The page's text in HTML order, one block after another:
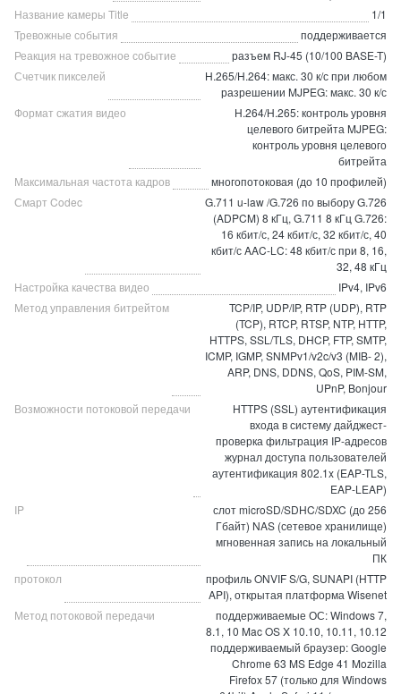
Название камеры Title
1/1
Тревожные события
поддерживается
Реакция на тревожное событие
разъем RJ-45 (10/100 BASE-T)
Счетчик пикселей
H.265/H.264: макс. 30 к/с при любом
разрешении MJPEG: макс. 30 к/с
Формат сжатия видео
H.264/H.265: контроль уровня
целевого битрейта MJPEG:
контроль уровня целевого
битрейта
Максимальная частота кадров
многопотоковая (до 10 профилей)
Смарт Codec
G.711 u-law /G.726 по выбору G.726
(ADPCM) 8 кГц, G.711 8 кГц G.726:
16 кбит/с, 24 кбит/с, 32 кбит/с, 40
кбит/с AAC-LC: 48 кбит/с при 8, 16,
32, 48 кГц
Настройка качества видео
IPv4, IPv6
Метод управления битрейтом
TCP/IP, UDP/IP, RTP (UDP), RTP
(TCP), RTCP, RTSP, NTP, HTTP,
HTTPS, SSL/TLS, DHCP, FTP, SMTP,
ICMP, IGMP, SNMPv1/v2c/v3 (MIB- 2),
ARP, DNS, DDNS, QoS, PIM-SM,
UPnP, Bonjour
Возможности потоковой передачи
HTTPS (SSL) аутентификация
входа в систему дайджест-
проверка фильтрация IP-адресов
журнал доступа пользователей
аутентификация 802.1x (EAP-TLS,
EAP-LEAP)
IP
слот microSD/SDHC/SDXC (до 256
Гбайт) NAS (сетевое хранилище)
мгновенная запись на локальный
ПК
протокол
профиль ONVIF S/G, SUNAPI (HTTP
API), открытая платформа Wisenet
Метод потоковой передачи
поддерживаемые ОС: Windows 7,
8.1, 10 Mac OS X 10.10, 10.11, 10.12
поддерживаемый браузер: Google
Chrome 63 MS Edge 41 Mozilla
Firefox 57 (только для Windows